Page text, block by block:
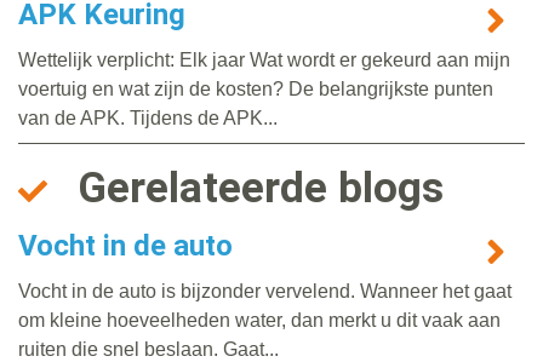
APK Keuring
Wettelijk verplicht: Elk jaar Wat wordt er gekeurd aan mijn
voertuig en wat zijn de kosten? De belangrijkste punten
van de APK. Tijdens de APK...
Gerelateerde blogs
Vocht in de auto
Vocht in de auto is bijzonder vervelend. Wanneer het gaat
om kleine hoeveelheden water, dan merkt u dit vaak aan
ruiten die snel beslaan. Gaat...